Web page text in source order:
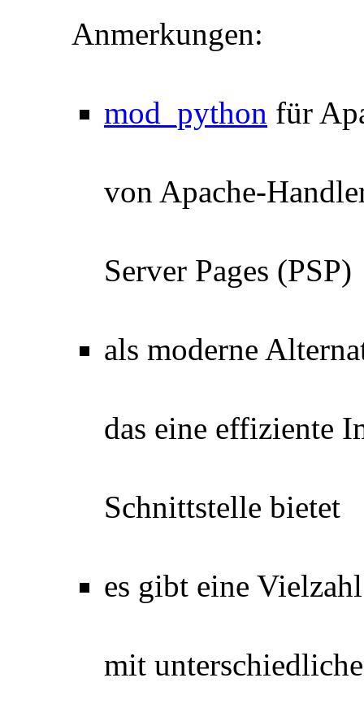
Anmerkungen:
mod_python für
von Apache-
Server Pages (PSP)
als moderne
das eine effiziente
Schnittstelle bietet
es gibt eine
mit